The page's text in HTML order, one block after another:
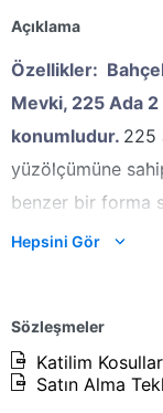
Açıklama
Özellikler:
Mevki, 225 Ada
konumludur. 225
yüzölçümüne
benzer bir forma
20.Sokak’a,
cephesi yaklaşık
Taşınmaz
olmakla birlikte
Hepsini Gör
Sözleşmeler
Katilim
Satın Alma